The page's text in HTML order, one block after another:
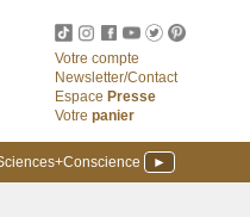
Votre compte
Newsletter/Contact
Espace Presse
Votre panier
►